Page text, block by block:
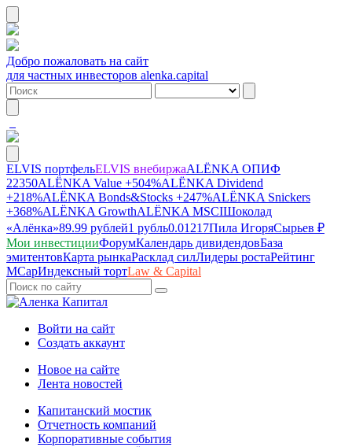
Добро пожаловать на сайт
для частных инвесторов alenka.capital
ELVIS портфельELVIS внебиржаALЁNKA ОПИФ
22350ALЁNKA Value +504%ALЁNKA Dividend
+218%ALЁNKA Bonds&Stocks +247%ALЁNKA Snickers
+368%ALЁNKA GrowthALЁNKA MSCIШоколад
«Алёнка»89.99 рублей1 рубль0.01217Пила ИгоряСырьев ₽
Мои инвестицииФорумКалендарь дивидендовБаза
эмитентовКарта рынкаРасклад силЛидеры ростаРейтинг
MCapИндексный тортLaw & Capital
Войти на сайт
Создать аккаунт
Новое на сайте
Лента новостей
Капитанский мостик
Отчетность компаний
Корпоративные события